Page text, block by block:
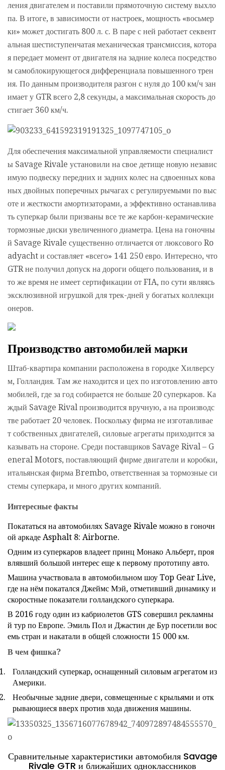
ления двигателем и поставили прямоточную систему выхло
па. В итоге, в зависимости от настроек, мощность «восьмер
ки» может достигать 800 л. с. В паре с ней работает секвент
альная шестиступенчатая механическая трансмиссия, котора
я передает момент от двигателя на задние колеса посредство
м самоблокирующегося дифференциала повышенного трен
ия. По данным производителя разгон с нуля до 100 км/ч зан
имает у GTR всего 2,8 секунды, а максимальная скорость до
стигает 360 км/ч.
Для обеспечения максимальной управляемости специалист
ы Savage Rivale установили на свое детище новую независ
имую подвеску передних и задних колес на сдвоенных кова
ных двойных поперечных рычагах с регулируемыми по выс
оте и жесткости амортизаторами, а эффективно останавлива
ть суперкар были призваны все те же карбон-керамические
тормозные диски увеличенного диаметра. Цена на гоночны
й Savage Rivale существенно отличается от люксового Ro
adyacht и составляет «всего» 141 250 евро. Интересно, что
GTR не получил допуск на дороги общего пользования, и в
то же время не имеет сертификации от FIA, по сути являясь
эксклюзивной игрушкой для трек-дней у богатых коллекци
онеров.
Производство автомобилей марки
Штаб-квартира компании расположена в городке Хилверсу
м, Голландия. Там же находится и цех по изготовлению авто
мобилей, где за год собирается не больше 20 суперкаров. Ка
ждый Savage Rival производится вручную, а на производс
тве работает 20 человек. Поскольку фирма не изготавливае
т собственных двигателей, силовые агрегаты приходится за
казывать на стороне. Среди поставщиков Savage Rival – G
eneral Motors, поставляющий фирме двигатели и коробки,
итальянская фирма Brembo, ответственная за тормозные си
стемы суперкара, и много других компаний.
Интересные факты
Покататься на автомобилях Savage Rivale можно в гоночн
ой аркаде Asphalt 8: Airborne.
Одним из суперкаров владеет принц Монако Альберт, проя
влявший большой интерес еще к первому прототипу авто.
Машина участвовала в автомобильном шоу Top Gear Live,
где на нём покатался Джеймс Мэй, отметивший динамику и
скоростные показатели голландского суперкара.
В 2016 году один из кабриолетов GTS совершил рекламны
й тур по Европе. Эмиль Пол и Джастин де Бур посетили вос
емь стран и накатали в общей сложности 15 000 км.
В чем фишка?
Голландский суперкар, оснащенный силовым агрегатом из
Америки.
Необычные задние двери, совмещенные с крыльями и отк
рывающиеся вверх против хода движения машины.
Сравнительные характеристики автомобиля Savage
Rivale GTR и ближайших одноклассников